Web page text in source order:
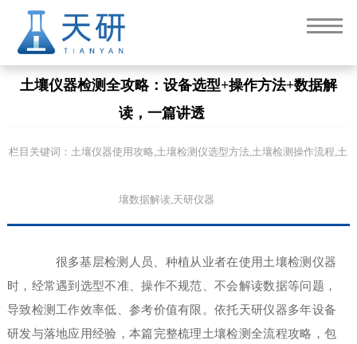
土壤仪器检测全攻略：设备选型+操作方法+数据解
读，一篇讲透
栏目关键词：土壤仪器使用攻略,土壤检测仪选型方法,土壤检测操作流程,土
壤数据解读,天研仪器
很多基层检测人员、种植从业者在使用土壤检测仪器
时，经常遇到选型不准、操作不规范、不会解读数据等问题，
导致检测工作效率低、参考价值有限。依托天研仪器多年设备
研发与落地应用经验，本篇完整梳理土壤检测全流程攻略，包